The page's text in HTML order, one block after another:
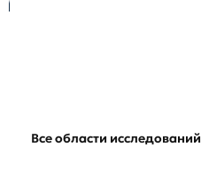
Все области исследований